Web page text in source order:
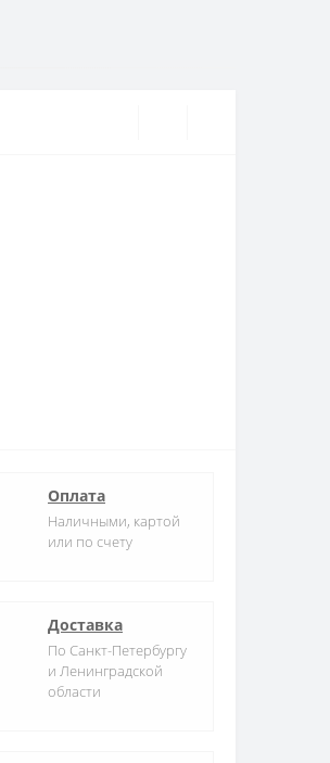
Оплата
Наличными, картой
или по счету
Доставка
По Санкт-Петербургу
и Ленинградской
области